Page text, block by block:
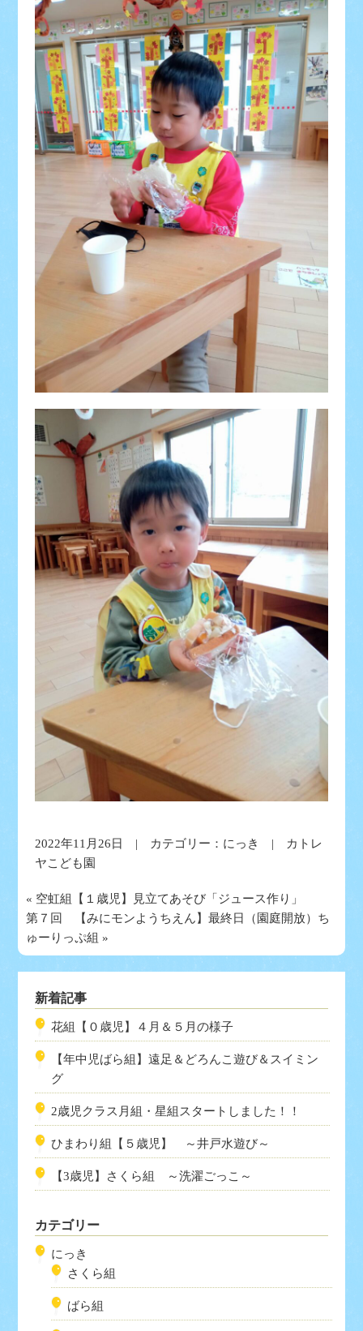
2022年11月26日 | カテゴリー： にっき
| カトレ
ヤこども園
« 空虹組【１歳児】見立てあそび「ジュース作り」
第７回 【みにモンようちえん】最終日（園庭開放）ち
ゅーりっぷ組 »
新着記事
花組【０歳児】４月＆５月の様子
【年中児ばら組】遠足＆どろんこ遊び＆スイミン
グ
2歳児クラス月組・星組スタートしました！！
ひまわり組【５歳児】 ～井戸水遊び～
【3歳児】さくら組 ～洗濯ごっこ～
カテゴリー
にっき
さくら組
ばら組